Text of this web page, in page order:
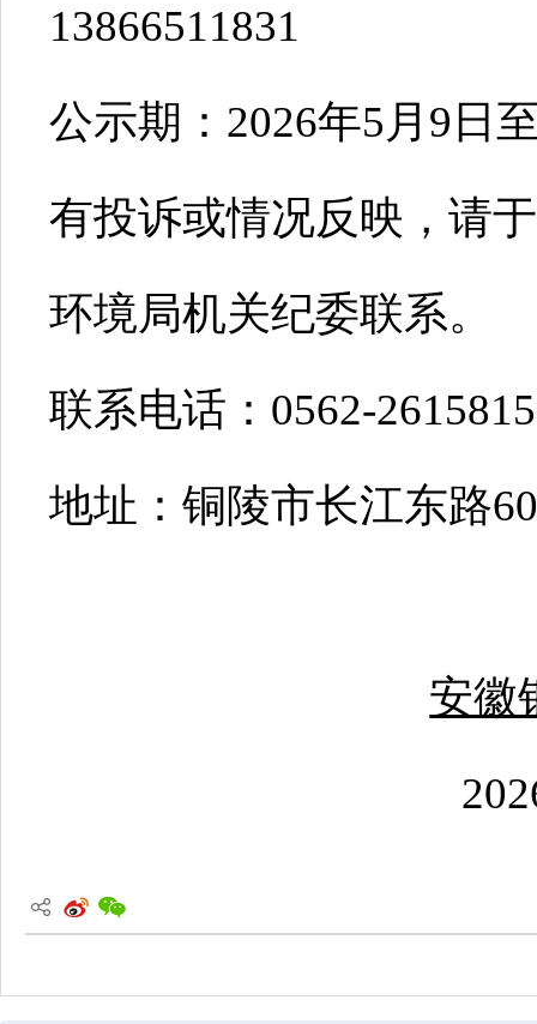
13866511831
公示期：2026年5月9日
有投诉或情况反映，请
环境局机关纪委联系。
联系电话：0562-2615815
地址：铜陵市长江东路
安徽